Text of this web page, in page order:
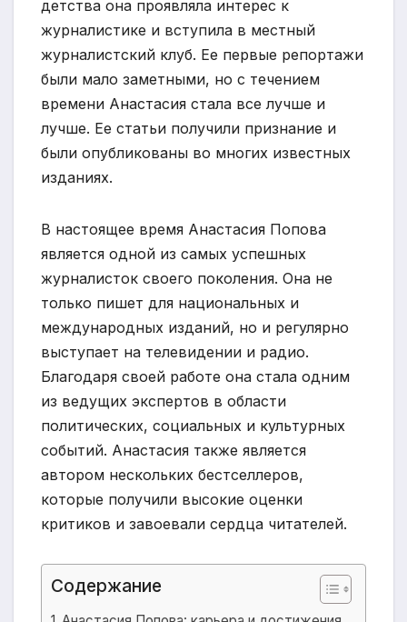
детства она проявляла интерес к
журналистике и вступила в местный
журналистский клуб. Ее первые репортажи
были мало заметными, но с течением
времени Анастасия стала все лучше и
лучше. Ее статьи получили признание и
были опубликованы во многих известных
изданиях.
В настоящее время Анастасия Попова
является одной из самых успешных
журналисток своего поколения. Она не
только пишет для национальных и
международных изданий, но и регулярно
выступает на телевидении и радио.
Благодаря своей работе она стала одним
из ведущих экспертов в области
политических, социальных и культурных
событий. Анастасия также является
автором нескольких бестселлеров,
которые получили высокие оценки
критиков и завоевали сердца читателей.
Содержание